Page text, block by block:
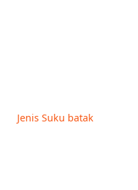
Jenis Suku batak